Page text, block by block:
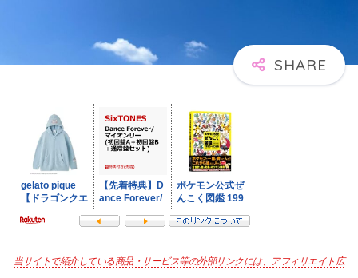
当サイトで紹介している商品・サービス等の外部リンクには、アフィリエイト広